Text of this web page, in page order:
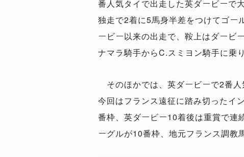
番人気タイで出走した英ダービーで
独走で2着に5馬身半差をつけてゴー
ービー以来の出走で、鞍上はダービ
ナマラ騎手からC.スミヨン騎手に乗
そのほかでは、英ダービーで2番人
今回はフランス遠征に踏み切ったイ
番枠、英ダービー10着後は重賞で連
ーグルが10番枠、地元フランス調